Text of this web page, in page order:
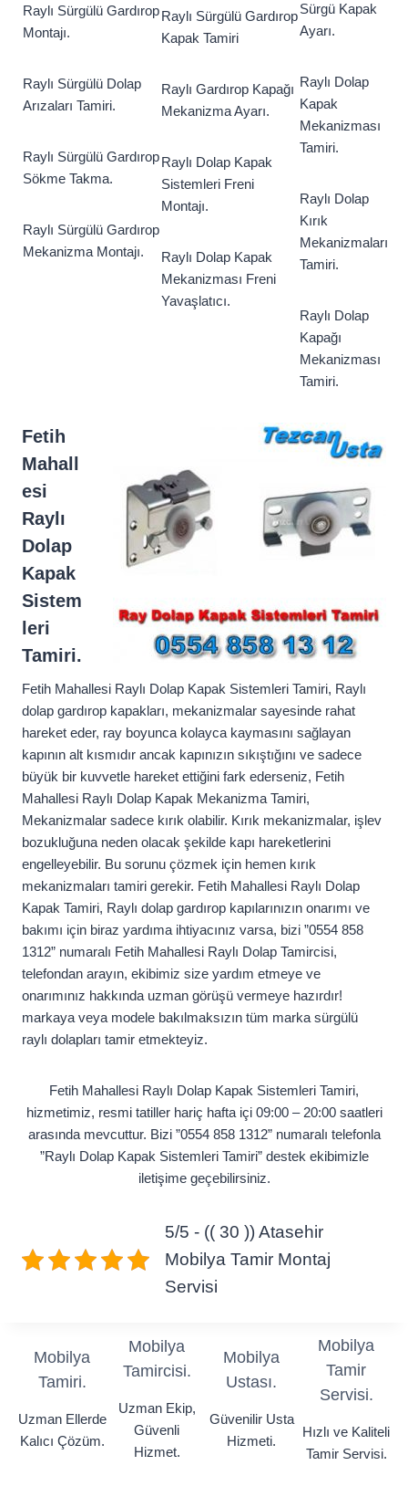
Raylı Sürgülü Gardırop
Montajı.
Raylı Sürgülü Dolap
Arızaları Tamiri.
Raylı Sürgülü Gardırop
Sökme Takma.
Raylı Sürgülü Gardırop
Mekanizma Montajı.
Raylı Sürgülü Gardırop
Kapak Tamiri
Raylı Gardırop Kapağı
Mekanizma Ayarı.
Raylı Dolap Kapak
Sistemleri Freni
Montajı.
Raylı Dolap Kapak
Mekanizması Freni
Yavaşlatıcı.
Sürgü Kapak
Ayarı.
Raylı Dolap
Kapak
Mekanizması
Tamiri.
Raylı Dolap
Kırık
Mekanizmaları
Tamiri.
Raylı Dolap
Kapağı
Mekanizması
Tamiri.
Fetih
Mahall
esi
Raylı
Dolap
Kapak
Sistem
leri
Tamiri.
Fetih Mahallesi Raylı Dolap Kapak Sistemleri Tamiri, Raylı
dolap gardırop kapakları, mekanizmalar sayesinde rahat
hareket eder, ray boyunca kolayca kaymasını sağlayan
kapının alt kısmıdır ancak kapınızın sıkıştığını ve sadece
büyük bir kuvvetle hareket ettiğini fark ederseniz, Fetih
Mahallesi Raylı Dolap Kapak Mekanizma Tamiri,
Mekanizmalar sadece kırık olabilir. Kırık mekanizmalar, işlev
bozukluğuna neden olacak şekilde kapı hareketlerini
engelleyebilir. Bu sorunu çözmek için hemen kırık
mekanizmaları tamiri gerekir. Fetih Mahallesi Raylı Dolap
Kapak Tamiri, Raylı dolap gardırop kapılarınızın onarımı ve
bakımı için biraz yardıma ihtiyacınız varsa, bizi ”0554 858
1312” numaralı Fetih Mahallesi Raylı Dolap Tamircisi,
telefondan arayın, ekibimiz size yardım etmeye ve
onarımınız hakkında uzman görüşü vermeye hazırdır!
markaya veya modele bakılmaksızın tüm marka sürgülü
raylı dolapları tamir etmekteyiz.
Fetih Mahallesi Raylı Dolap Kapak Sistemleri Tamiri,
hizmetimiz, resmi tatiller hariç hafta içi 09:00 – 20:00 saatleri
arasında mevcuttur. Bizi ”0554 858 1312” numaralı telefonla
”Raylı Dolap Kapak Sistemleri Tamiri” destek ekibimizle
iletişime geçebilirsiniz.
5/5 - (( 30 )) Atasehir
Mobilya Tamir Montaj
Servisi
Mobilya
Tamiri.
Uzman Ellerde
Kalıcı Çözüm.
Mobilya
Tamircisi.
Uzman Ekip,
Güvenli
Hizmet.
Mobilya
Ustası.
Güvenilir Usta
Hizmeti.
Mobilya
Tamir
Servisi.
Hızlı ve Kaliteli
Tamir Servisi.